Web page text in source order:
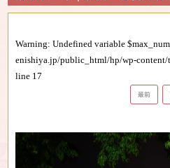
Warning: Undefined variable
enishiya.jp/public_html/hp/wp-content/
line 17
最前